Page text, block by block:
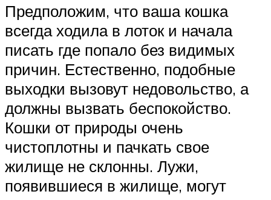
Предположим, что ваша кошка
всегда ходила в лоток и начала
писать где попало без видимых
причин. Естественно, подобные
выходки вызовут недовольство, а
должны вызвать беспокойство.
Кошки от природы очень
чистоплотны и пачкать свое
жилище не склонны. Лужи,
появившиеся в жилище, могут